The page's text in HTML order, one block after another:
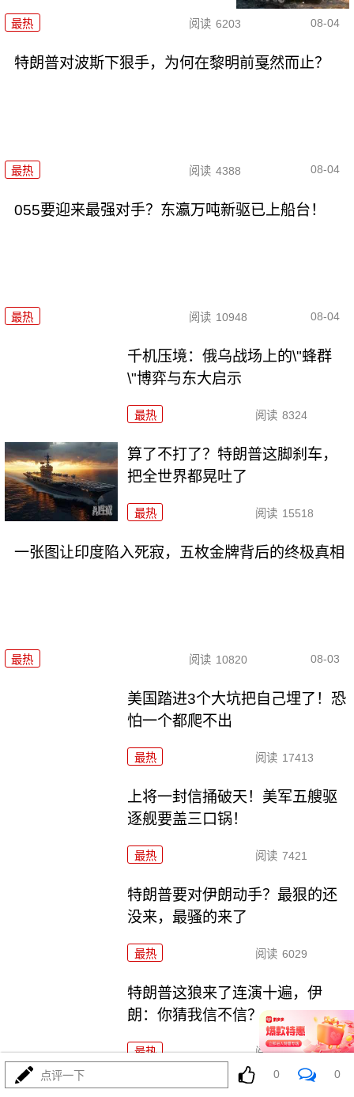
最热 阅读 6203 08-04
特朗普对波斯下狠手，为何在黎明前戛然而止？
最热 阅读 4388 08-04
055要迎来最强对手？东瀛万吨新驱已上船台！
最热 阅读 10948 08-04
千机压境：俄乌战场上的\"蜂群
\"博弈与东大启示
最热 阅读 8324
算了不打了？特朗普这脚刹车，
把全世界都晃吐了
最热 阅读 15518
一张图让印度陷入死寂，五枚金牌背后的终极真相
最热 阅读 10820 08-03
美国踏进3个大坑把自己埋了！恐
怕一个都爬不出
最热 阅读 17413
上将一封信捅破天！美军五艘驱
逐舰要盖三口锅！
最热 阅读 7421
特朗普要对伊朗动手？最狠的还
没来，最骚的来了
最热 阅读 6029
特朗普这狼来了连演十遍，伊
朗：你猜我信不信？
最热 阅读 5248
政治自杀！菲律宾防长，你这是
点评一下 0 0